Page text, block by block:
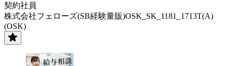
契約社員
株式会社フェローズ(SB経験量販)OSK_SK_1181_1713T(A)
(OSK)